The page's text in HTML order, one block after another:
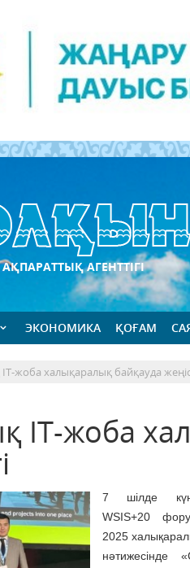
АҚПАРАТТЫҚ АГЕНТТІГІ
ЭКОНОМИКА ҚОҒАМ
жоба халықаралық байқауда
IT-жоба
7 шілде
WSIS+20
2025
нәтижесінде